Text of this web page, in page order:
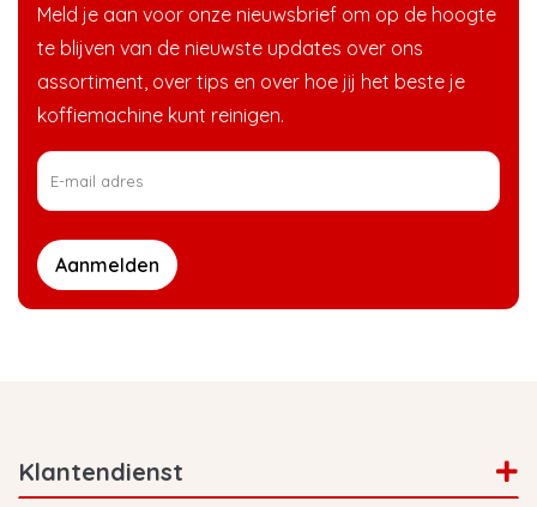
Meld je aan voor onze nieuwsbrief om op de hoogte
te blijven van de nieuwste updates over ons
assortiment, over tips en over hoe jij het beste je
koffiemachine kunt reinigen.
Aanmelden
Klantendienst